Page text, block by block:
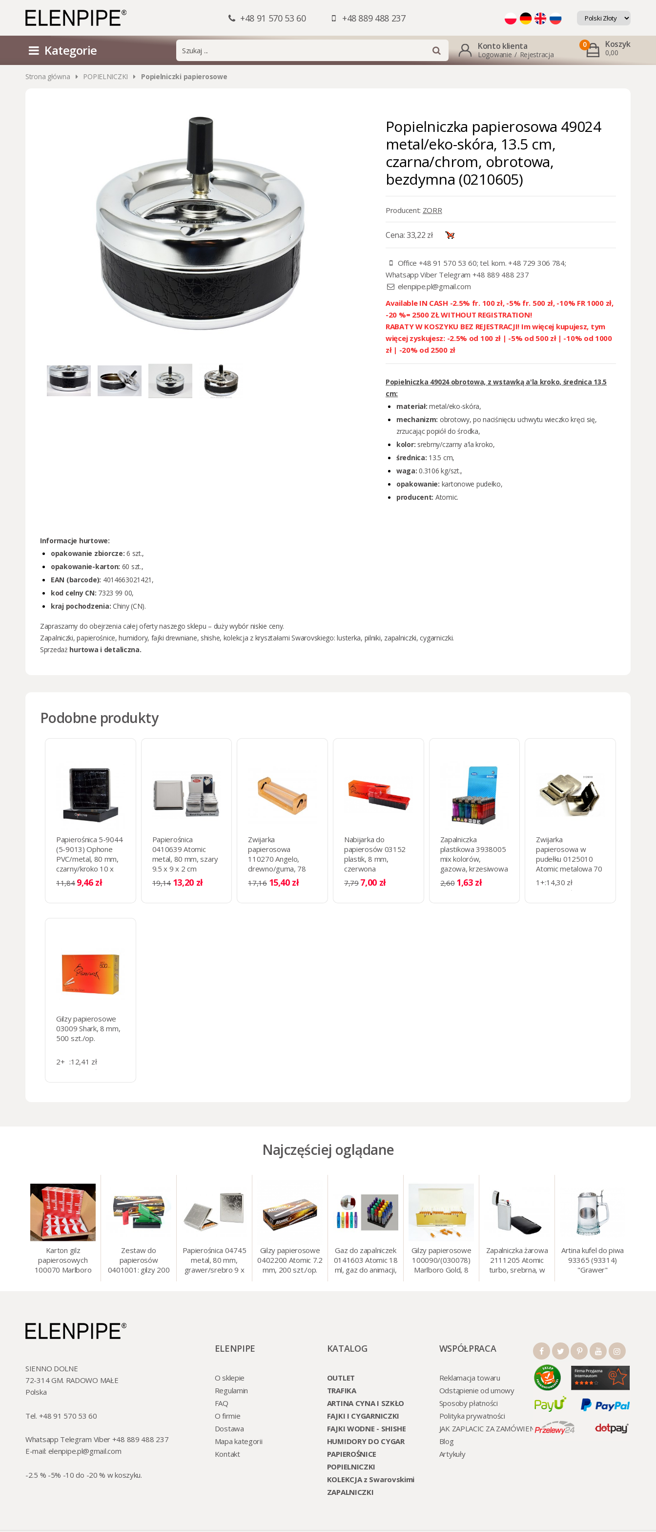
+48 91 570 53 60 +48 889 488 237
Kategorie Konto klienta
Logowanie / Rejestracja
0 Koszyk
0,00
Strona główna POPIELNICZKI Popielniczki papierosowe
Popielniczka papierosowa 49024
metal/eko-skóra, 13.5 cm,
czarna/chrom, obrotowa,
bezdymna (0210605)
Producent: ZORR
Cena:33,22 zł
Office +48 91 570 53 60; tel. kom. +48 729 306 784;
Whatsapp Viber Telegram +48 889 488 237
elenpipe.pl@gmail.com
Available IN CASH -2.5% fr. 100 zł, -5% fr. 500 zł, -10% FR 1000 zł,
-20 %= 2500 ZŁ WITHOUT REGISTRATION!
RABATY W KOSZYKU BEZ REJESTRACJI! Im więcej kupujesz, tym
więcej zyskujesz: -2.5% od 100 zł | -5% od 500 zł | -10% od 1000
zł | -20% od 2500 zł
Popielniczka 49024 obrotowa, z wstawką a'la kroko, średnica 13.5
cm:
materiał: metal/eko-skóra,
mechanizm: obrotowy, po naciśnięciu uchwytu wieczko kręci się,
zrzucając popiół do środka,
kolor: srebrny/czarny a'la kroko,
średnica: 13.5 cm,
waga: 0.3106 kg/szt.,
opakowanie: kartonowe pudełko,
producent: Atomic.
Informacje hurtowe:
opakowanie zbiorcze: 6 szt.,
opakowanie-karton: 60 szt.,
EAN (barcode): 4014663021421,
kod celny CN: 7323 99 00,
kraj pochodzenia: Chiny (CN).
Zapraszamy do obejrzenia całej oferty naszego sklepu – duży wybór niskie ceny.
Zapalniczki,papierośnice,humidory, fajki drewniane, shishe, kolekcja z kryształami Swarovskiego:lusterka, pilniki, zapalniczki,cygarniczki.
Sprzedaż hurtowa i detaliczna.
Podobne produkty
Papierośnica 5-9044
(5-9013) Ophone
PVC/metal, 80 mm,
czarny/kroko 10 x
9.5 х 2 cm
11,84 9,46 zł
Papierośnica
0410639 Atomic
metal, 80 mm, szary
9.5 x 9 x 2 cm
19,14 13,20 zł
Zwijarka
papierosowa
110270 Angelo,
drewno/guma, 78
17,16 15,40 zł
Nabijarka do
papierosów 03152
plastik, 8 mm,
czerwona
STANDART
7,79 7,00 zł
Zapalniczka
plastikowa 3938005
mix kolorów,
gazowa, krzesiwowa
(50 szt.)
2,60 1,63 zł
Zwijarka
papierosowa w
pudełku 0125010
Atomic metalowa 70
mm
1+:14,30 zł
12,98 zł
Gilzy papierosowe
03009 Shark, 8 mm,
500 szt./op.
2+ :12,41 zł
11,53 zł
Najczęściej oglądane
Karton gilz
papierosowych
100070 Marlboro
Zestaw do
papierosów
0401001: gilzy 200
Papierośnica 04745
metal, 80 mm,
grawer/srebro 9 x
Gilzy papierosowe
0402200 Atomic 7.2
mm, 200 szt./op.
Gaz do zapalniczek
0141603 Atomic 18
ml, gaz do animacji,
Gilzy papierosowe
100090/(030078)
Marlboro Gold, 8
Zapalniczka żarowa
2111205 Atomic
turbo, srebrna, w
Artina kufel do piwa
93365 (93314)
"Grawer"
SIENNO DOLNE
72-314 GM. RADOWO MAŁE
Polska
Tel. +48 91 570 53 60
Whatsapp Telegram Viber +48 889 488 237
E-mail: elenpipe.pl@gmail.com
-2.5 % -5% -10 do -20 % w koszyku.
ELENPIPE
O sklepie
Regulamin
FAQ
O firmie
Dostawa
Mapa kategorii
Kontakt
KATALOG
OUTLET
TRAFIKA
ARTINA CYNA I SZKŁO
FAJKI I CYGARNICZKI
FAJKI WODNE - SHISHE
HUMIDORY DO CYGAR
PAPIEROŚNICE
POPIELNICZKI
KOLEKCJA z Swarovskimi
ZAPALNICZKI
WSPÓŁPRACA
Reklamacja towaru
Odstąpienie od umowy
Sposoby płatności
Polityka prywatności
JAK ZAPLACIC ZA ZAMÓWIENI
Blog
Artykuły